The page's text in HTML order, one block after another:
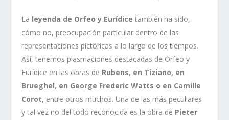
La leyenda de Orfeo y Eurídice también ha sido,
cómo no, preocupación particular dentro de las
representaciones pictóricas a lo largo de los tiempos.
Así, tenemos plasmaciones destacadas de Orfeo y
Eurídice en las obras de Rubens, en Tiziano, en
Brueghel, en George Frederic Watts o en Camille
Corot, entre otros muchos. Una de las más peculiares
y tal vez no del todo reconocida es la obra de Pieter